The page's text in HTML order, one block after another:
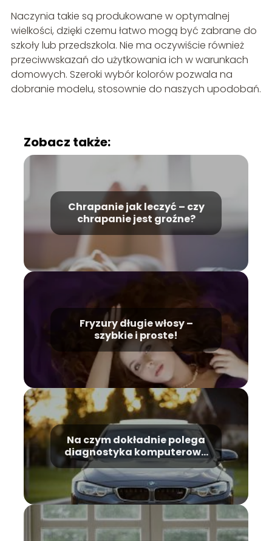
Naczynia takie są produkowane w optymalnej
wielkości, dzięki czemu łatwo mogą być zabrane do
szkoły lub przedszkola. Nie ma oczywiście również
przeciwwskazań do użytkowania ich w warunkach
domowych. Szeroki wybór kolorów pozwala na
dobranie modelu, stosownie do naszych upodobań.
Zobacz także:
Chrapanie jak leczyć – czy
chrapanie jest groźne?
Fryzury długie włosy –
szybkie i proste!
Na czym dokładnie polega
diagnostyka komputerowa
samochodu?